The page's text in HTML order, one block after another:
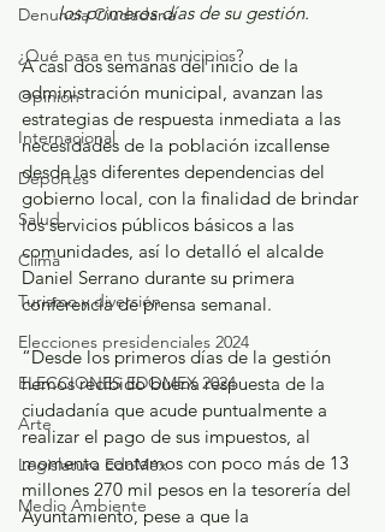
Denuncia Ciudadana
¿Qué pasa en tus municipios?
Opinión
Internacional
Deportes
Salud
Clima
Turismo y diversión
Elecciones presidenciales 2024
ELECCIONES EDOMEX 2024
Arte
Legislatura EdoMéx
Medio Ambiente
los primeros días de su gestión.
A casi dos semanas del inicio de la
administración municipal, avanzan las
estrategias de respuesta inmediata a las
necesidades de la población izcallense
desde las diferentes dependencias del
gobierno local, con la finalidad de brindar
los servicios públicos básicos a las
comunidades, así lo detalló el alcalde
Daniel Serrano durante su primera
conferencia de prensa semanal.
“Desde los primeros días de la gestión
hemos recibido buena respuesta de la
ciudadanía que acude puntualmente a
realizar el pago de sus impuestos, al
momento contamos con poco más de 13
millones 270 mil pesos en la tesorería del
Ayuntamiento, pese a que la